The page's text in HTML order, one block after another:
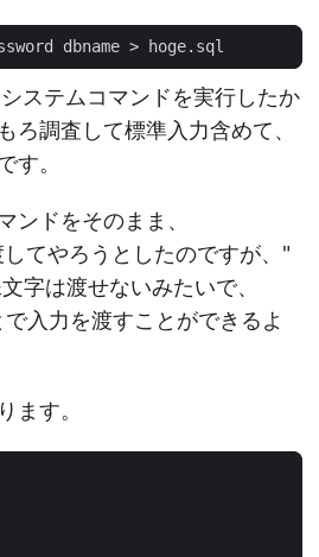
ステムコマンドを実行したか
ろ調査して標準入力含めて、
す。
ンドをそのまま、
てやろうとしたのですが、"
字は渡せないみたいで、
入力を渡すことができるよ
ます。